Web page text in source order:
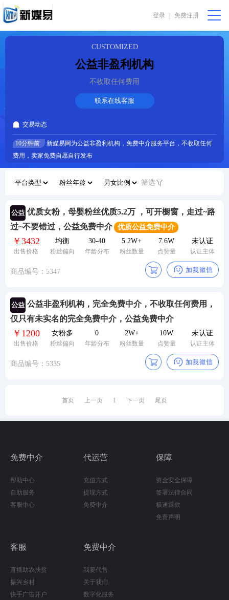
登录 免费注册
购物篮 [0] 我要代售
直播助农
振兴乡村
我要求购
24小时服务热线：
CUSTOMIZED
公益非盈利机构
不收取任何费用
联系在线客服
交易动态
10分钟前
新媒易网为公益非盈利机构，免费中介服务平台，不收取任何
费用，卖家免费自愿自行发布
筛选
优质女粉，母婴粉丝优质5.2万 ，可开橱窗，走过~路
过~不要错过，公益免费中介
优质公益免费中介
出售价格
￥3432
粉丝偏向
均衡
年龄分布
30-40
粉丝数量
5.2W+
点赞量
7.6W
认证主体
未认证
商品编号：5347
公益非盈利机构，完全免费中介，不收取任何费用，
仅只有未实名的完全免费中介，公益免费中介
出售价格
￥1200
粉丝偏向
女粉多
年龄分布
0
粉丝数量
2W+
点赞量
10W
认证主体
未认证
商品编号：5335
首页 上一页 1 下一页 尾页
免费中介
帮助中心
自助服务
客服中心
代运营
充值方式
提现方式
免费中介
保障
资金安全保障
签署法律合同
极速退款
免责声明
客服
直播助农扶贫
振兴乡村
快手广告开户
免费中介
我要代售
关于我们
数字化服务